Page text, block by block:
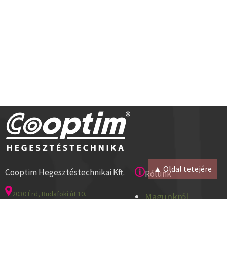
▲ Oldal tetejére
Cooptim Hegesztéstechnikai Kft.
2030 Érd, Budafoki út 10.
Rólunk
Magunkról